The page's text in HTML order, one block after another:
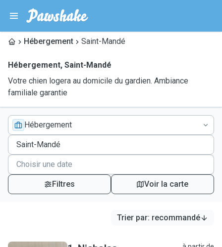
Hébergement Saint-Mandé
Hébergement, Saint-Mandé
Votre chien logera au domicile du gardien. Ambiance
familiale garantie
Hébergement
Filtres Voir la carte
Trier par: recommandé